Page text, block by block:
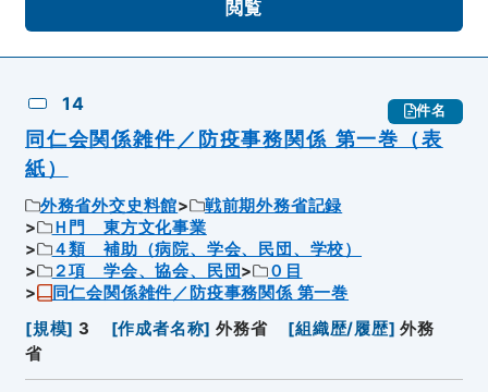
閲覧
14 件名
同仁会関係雑件／防疫事務関係 第一巻（表
紙）
外務省外交史料館
戦前期外務省記録
Ｈ門 東方文化事業
４類 補助（病院、学会、民団、学校）
２項 学会、協会、民団
０目
同仁会関係雑件／防疫事務関係 第一巻
[規模] 3 [作成者名称] 外務省 [組織歴/履歴] 外務
省